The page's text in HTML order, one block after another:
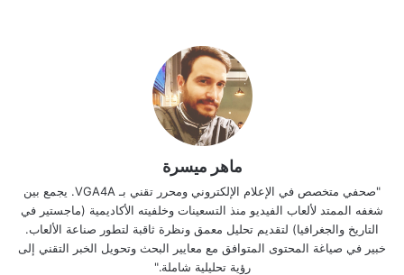
ماهر ميسرة
"صحفي متخصص في الإعلام الإلكتروني ومحرر تقني بـ VGA4A. يجمع بين
شغفه الممتد لألعاب الفيديو منذ التسعينات وخلفيته الأكاديمية (ماجستير في
التاريخ والجغرافيا) لتقديم تحليل معمق ونظرة ثاقبة لتطور صناعة الألعاب.
خبير في صياغة المحتوى المتوافق مع معايير البحث وتحويل الخبر التقني إلى
رؤية تحليلية شاملة."